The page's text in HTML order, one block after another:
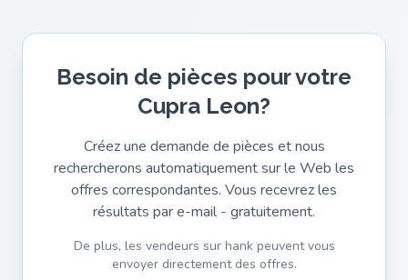
Besoin de pièces pour votre
Cupra Leon?
Créez une demande de pièces et nous
rechercherons automatiquement sur le Web les
offres correspondantes. Vous recevrez les
résultats par e-mail - gratuitement.
De plus, les vendeurs sur hank peuvent vous
envoyer directement des offres.